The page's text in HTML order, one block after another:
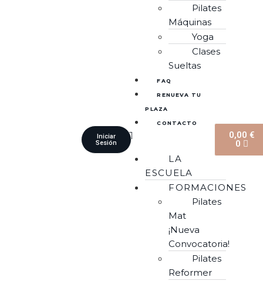
Pilates
Máquinas
Yoga
Clases
Sueltas
FAQ
RENUEVA TU
PLAZA
CONTACTO
LA
ESCUELA
FORMACIONES
Pilates
Mat
¡Nueva
Convocatoria!
Pilates
Reformer
Iniciar
Sesión
0,00€
0